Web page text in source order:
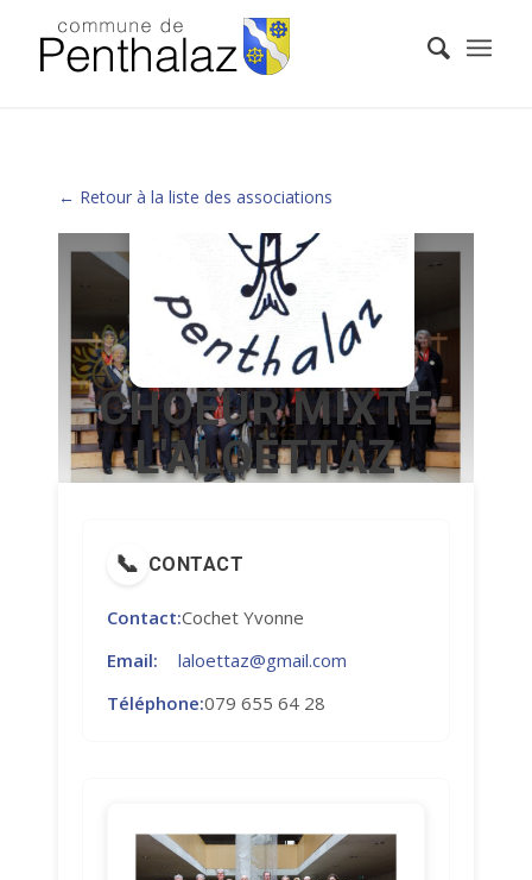
← Retour à la liste des associations
CHOEUR MIXTE
L'ALOËTTAZ
📞 CONTACT
Contact:Cochet Yvonne
Email:
laloettaz@gmail.com
Téléphone:079 655 64 28